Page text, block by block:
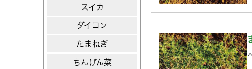
スイカ
ダイコン
たまねぎ
ちんげん菜